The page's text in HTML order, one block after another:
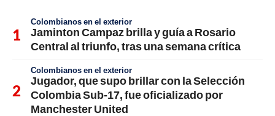
Colombianos en el exterior
Jaminton Campaz brilla y guía a Rosario
Central al triunfo, tras una semana crítica
Colombianos en el exterior
Jugador, que supo brillar con la Selección
Colombia Sub-17, fue oficializado por
Manchester United